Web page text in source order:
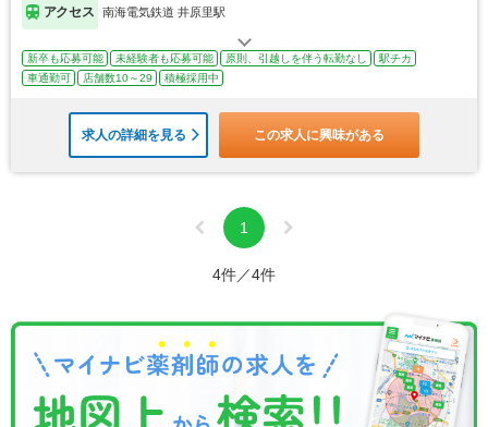
アクセス 南海電気鉄道 井原里駅
新卒も応募可能 未経験者も応募可能 原則、引越しを伴う転勤なし
駅チカ
車通勤可
店舗数10～29 積極採用中
求人の詳細を見る この求人に興味がある
1
4件／4件